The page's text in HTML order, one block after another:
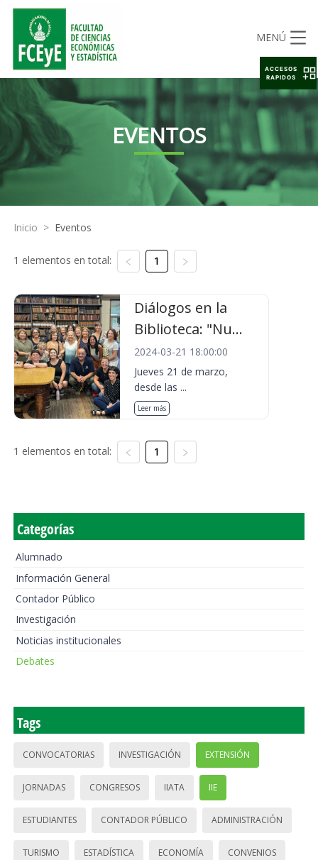
MENÚ
EVENTOS
Inicio > Eventos
1 elementos en total: 1
Diálogos en la
Biblioteca: "Nu...
2024-03-21 18:00:00
Jueves 21 de marzo,
desde las ...
Leer más
1 elementos en total: 1
Categorías
Alumnado
Información General
Contador Público
Investigación
Noticias institucionales
Debates
Tags
CONVOCATORIAS INVESTIGACIÓN EXTENSIÓN
JORNADAS CONGRESOS IIATA IIE
ESTUDIANTES CONTADOR PÚBLICO ADMINISTRACIÓN
TURISMO ESTADÍSTICA ECONOMÍA CONVENIOS
ACCESOS
RAPIDOS